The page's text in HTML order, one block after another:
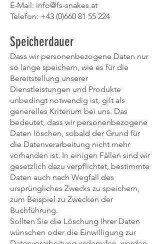
E-Mail: info@fs-snakes.at
Telefon: +43 (0)660 81 55 224
Speicherdauer
Dass wir personenbezogene Daten nur
so lange speichern, wie es für die
Bereitstellung unserer
Dienstleistungen und Produkte
unbedingt notwendig ist, gilt als
generelles Kriterium bei uns. Das
bedeutet, dass wir personenbezogene
Daten löschen, sobald der Grund für
die Datenverarbeitung nicht mehr
vorhanden ist. In einigen Fällen sind wir
gesetzlich dazu verpflichtet, bestimmte
Daten auch nach Wegfall des
ursprüngliches Zwecks zu speichern,
zum Beispiel zu Zwecken der
Buchführung.
Sollten Sie die Löschung Ihrer Daten
wünschen oder die Einwilligung zur